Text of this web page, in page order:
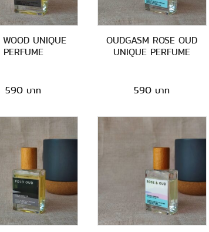
UNIQUE
PERFUME
590
OUDGASM ROSE OUD
UNIQUE PERFUME
590